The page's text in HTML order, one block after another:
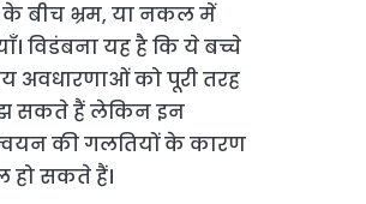
बीच भ्रम, या नकल में
विडंबना यह है कि ये बच्चे
अवधारणाओं को पूरी तरह
सकते हैं लेकिन इन
की गलतियों के कारण
सकते हैं।